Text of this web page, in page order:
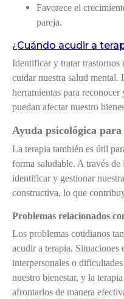
Favorece el
pareja.
¿Cuándo acudir a
Identificar y tratar trastornos
cuidar nuestra salud mental.
herramientas para
puedan afectar nuestro
Ayuda psicológica
La terapia también es útil
forma saludable. A través
identificar y gestionar
constructiva, lo que
Problemas relacionados
Los problemas cotidianos
acudir a terapia. Situaciones
interpersonales o
nuestro bienestar, y la
afrontarlos de manera